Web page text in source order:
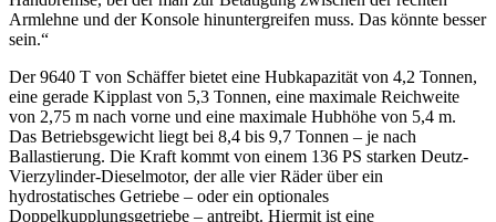
Armlehne und der Konsole hinuntergreifen muss. Das könnte besser
sein.“
Der 9640 T von Schäffer bietet eine Hubkapazität von 4,2 Tonnen,
eine gerade Kipplast von 5,3 Tonnen, eine maximale Reichweite
von 2,75 m nach vorne und eine maximale Hubhöhe von 5,4 m.
Das Betriebsgewicht liegt bei 8,4 bis 9,7 Tonnen – je nach
Ballastierung. Die Kraft kommt von einem 136 PS starken Deutz-
Vierzylinder-Dieselmotor, der alle vier Räder über ein
hydrostatisches Getriebe – oder ein optionales
Doppelkupplungsgetriebe – antreibt. Hiermit ist eine